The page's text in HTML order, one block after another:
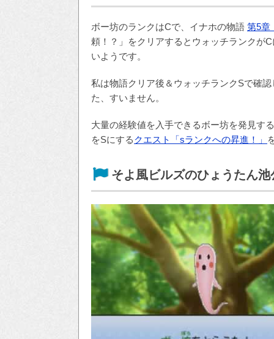
ボー坊のランクはCで、イナホの物語 第5章
頼！？」をクリアするとウォッチランクが
いようです。
私は物語クリア後＆ウォッチランクSで確
た、すいません。
大量の経験値を入手できるボー坊を発見す
をSにするクエスト「sランクへの昇進！」
そよ風ビルズのひょうたん